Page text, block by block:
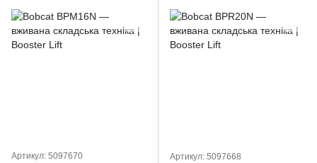
Артикул: 5097670 Артикул: 5097668